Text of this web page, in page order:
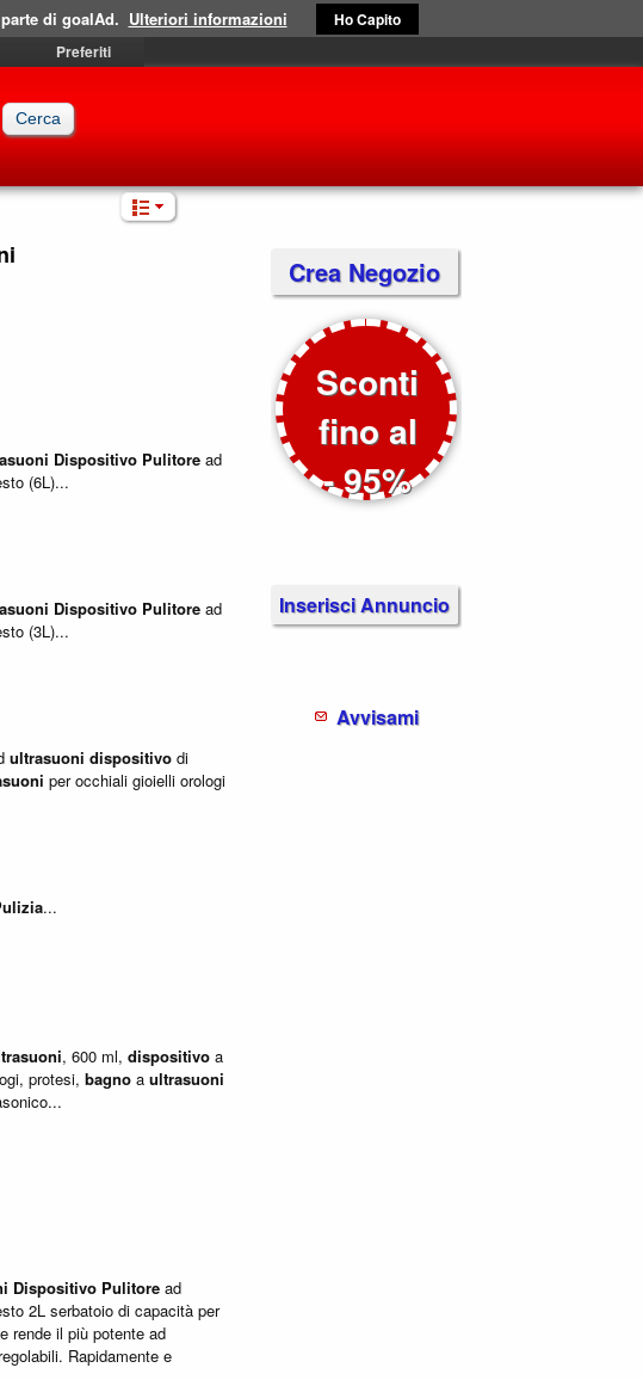
Preferiti
Dispositivo Pulitore ad
(6L)...
Dispositivo Pulitore ad
(3L)...
ultrasuoni dispositivo di
per occhiali gioielli orologi
...
, 600 ml, dispositivo a
protesi, bagno a ultrasuoni
Dispositivo Pulitore ad
2L serbatoio di capacità per
rende il più potente ad
Rapidamente e
Crea Negozio
Sconti
fino al
- 95%
Inserisci Annuncio
Avvisami
di goalAd. Ulteriori informazioni Ho Capito